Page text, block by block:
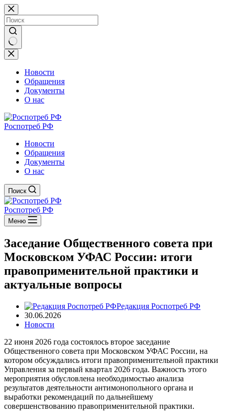
Перейти
к
сути
Ничего
не
найденоНовости
Обращения
Документы
О нас
Роспотреб РФ
Новости
Обращения
Документы
О нас
Поиск
Роспотреб РФ
Меню
Заседание Общественного совета при
Московском УФАС России: итоги
правоприменительной практики и
актуальные вопросы
Редакция Роспотреб РФ
30.06.2026
Новости
22 июня 2026 года состоялось второе заседание
Общественного совета при Московском УФАС России, на
котором обсуждались итоги правоприменительной практики
Управления за первый квартал 2026 года. Важность этого
мероприятия обусловлена необходимостью анализа
результатов деятельности антимонопольного органа и
выработки рекомендаций по дальнейшему
совершенствованию правоприменительной практики.